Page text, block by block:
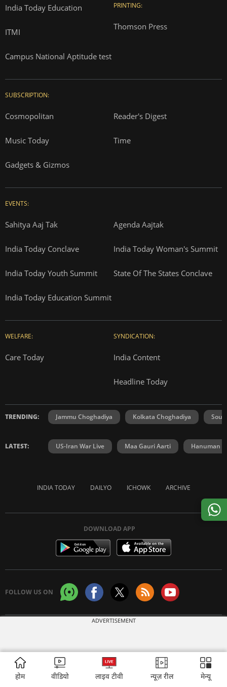
India Today Education
ITMI
Campus National Aptitude test
PRINTING:
Thomson Press
SUBSCRIPTION:
Cosmopolitan Reader's Digest
Music Today Time
Gadgets & Gizmos
EVENTS:
Sahitya Aaj Tak Agenda Aajtak
India Today Conclave India Today Woman's Summit
India Today Youth Summit State Of The States Conclave
India Today Education Summit
WELFARE:
Care Today
SYNDICATION:
India Content
Headline Today
TRENDING: Jammu Choghadiya Kolkata Choghadiya
LATEST: US-Iran War Live Maa Gauri Aarti Hanuman
INDIA TODAY DAILYO ICHOWK ARCHIVE
DOWNLOAD APP
FOLLOW US ON
ADVERTISEMENT
होम वीडियो लाइव टीवी न्यूज़ रील मेन्यू